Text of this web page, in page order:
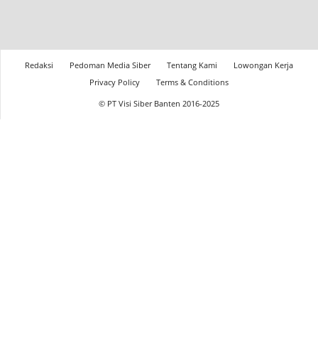
Redaksi Pedoman Media Siber Tentang Kami
Lowongan Kerja
Privacy Policy
Terms & Conditions
© PT Visi Siber Banten 2016-2025